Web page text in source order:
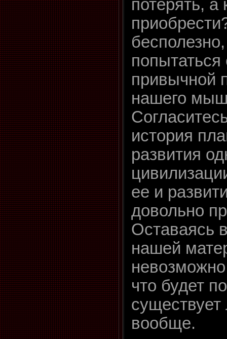
потерять, а
попытаться
привычной
нашего
история
развития
ее и
довольно
Оставаясь
нашей
что будет
существует
вообще.